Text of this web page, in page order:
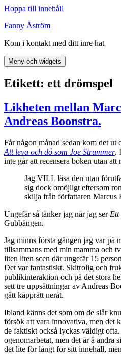
Hoppa till innehåll
Fanny Åström
Kom i kontakt med ditt inre hat
Meny och widgets
Etikett: ett drömspel
Likheten mellan
Andreas Boonstra.
Får någon månad sedan kom det ut
Att leva och dö som Joe Strummer.
inte går att recensera boken utan att
Jag VILL läsa den utan
sig dock omöjligt eftersom
skilja från författaren Marcus
Ungefär så tänker jag när jag ser Ett
Gubbängen.
Jag minns första gången jag var på
tillsammans med min mamma och
liten liten scen där ungefär 15
Det var fantastiskt. Skitrolig och
publikinteraktion och på det stora
sett tre uppsättningar av Andreas
gått käpprätt neråt.
Ibland känns det som om de slår
försök att vara innovativa, men det
de faktiskt också lyckas väldigt
ogenomarbetat, men det är å andra
det lite för långt för sitt innehåll,